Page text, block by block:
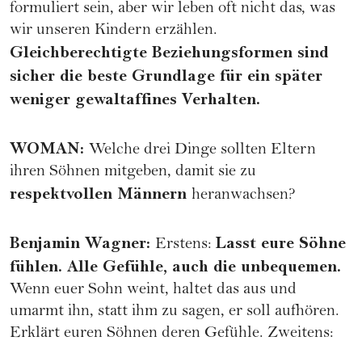
formuliert sein, aber wir leben oft nicht das, was
wir unseren Kindern erzählen.
Gleichberechtigte Beziehungsformen sind
sicher die beste Grundlage für ein später
weniger gewaltaffines Verhalten.
WOMAN: Welche drei Dinge sollten Eltern
ihren Söhnen mitgeben, damit sie zu
respektvollen Männern heranwachsen?
Benjamin Wagner: Erstens: Lasst eure Söhne
fühlen. Alle Gefühle, auch die unbequemen.
Wenn euer Sohn weint, haltet das aus und
umarmt ihn, statt ihm zu sagen, er soll aufhören.
Erklärt euren Söhnen deren Gefühle. Zweitens: